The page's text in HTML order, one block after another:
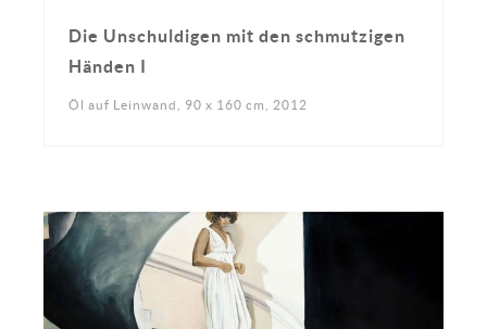
Die Unschuldigen mit den schmutzigen
Händen I
Öl auf Leinwand, 90 x 160 cm, 2012